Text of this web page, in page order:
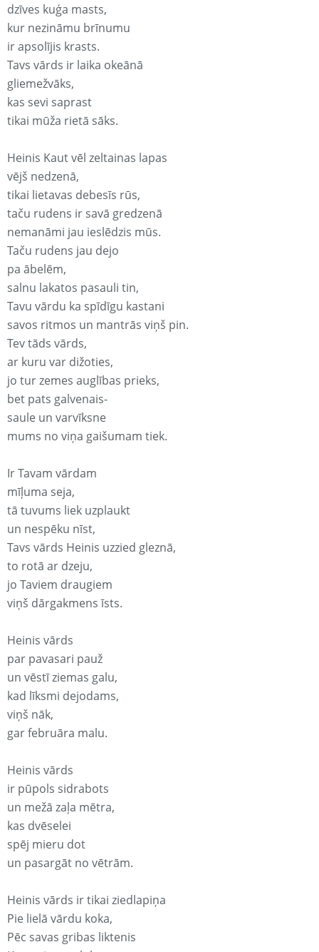
dzīves kuģa masts,
kur nezināmu brīnumu
ir apsolījis krasts.
Tavs vārds ir laika okeānā
gliemežvāks,
kas sevi saprast
tikai mūža rietā sāks.
Heinis Kaut vēl zeltainas lapas
vējš nedzenā,
tikai lietavas debesīs rūs,
taču rudens ir savā gredzenā
nemanāmi jau ieslēdzis mūs.
Taču rudens jau dejo
pa ābelēm,
salnu lakatos pasauli tin,
Tavu vārdu ka spīdīgu kastani
savos ritmos un mantrās viņš pin.
Tev tāds vārds,
ar kuru var dižoties,
jo tur zemes auglības prieks,
bet pats galvenais-
saule un varvīksne
mums no viņa gaišumam tiek.
Ir Tavam vārdam
mīļuma seja,
tā tuvums liek uzplaukt
un nespēku nīst,
Tavs vārds Heinis uzzied gleznā,
to rotā ar dzeju,
jo Taviem draugiem
viņš dārgakmens īsts.
Heinis vārds
par pavasari pauž
un vēstī ziemas galu,
kad līksmi dejodams,
viņš nāk,
gar februāra malu.
Heinis vārds
ir pūpols sidrabots
un mežā zaļa mētra,
kas dvēselei
spēj mieru dot
un pasargāt no vētrām.
Heinis vārds ir tikai ziedlapiņa
Pie lielā vārdu koka,
Pēc savas gribas liktenis